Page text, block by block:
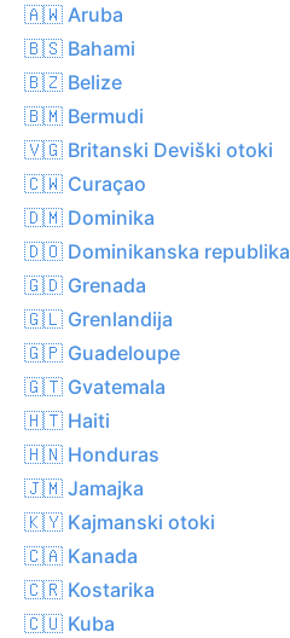
🇦🇼 Aruba
🇧🇸 Bahami
🇧🇿 Belize
🇧🇲 Bermudi
🇻🇬 Britanski Deviški otoki
🇨🇼 Curaçao
🇩🇲 Dominika
🇩🇴 Dominikanska republika
🇬🇩 Grenada
🇬🇱 Grenlandija
🇬🇵 Guadeloupe
🇬🇹 Gvatemala
🇭🇹 Haiti
🇭🇳 Honduras
🇯🇲 Jamajka
🇰🇾 Kajmanski otoki
🇨🇦 Kanada
🇨🇷 Kostarika
🇨🇺 Kuba